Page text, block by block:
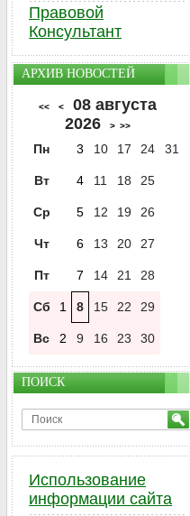
Правовой
Консультант
АРХИВ НОВОСТЕЙ
<< <
08 августа
2026
> >>
Пн 3 10 17 24 31
Вт 4 11 18 25
Ср 5 12 19 26
Чт 6 13 20 27
Пт 7 14 21 28
Сб 1 8 15 22 29
Вс 2 9 16 23 30
ПОИСК
Использование
информации сайта